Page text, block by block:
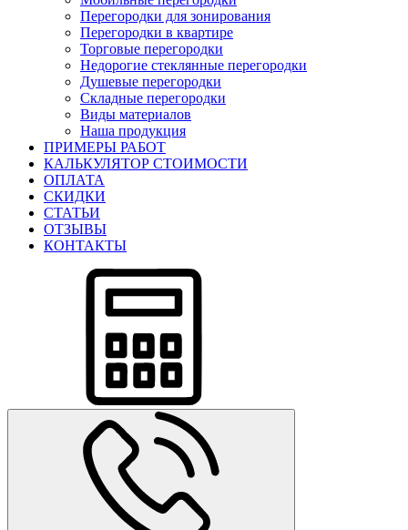
Перегородки для зонирования
Перегородки в квартире
Торговые перегородки
Недорогие стеклянные перегородки
Душевые перегородки
Складные перегородки
Виды материалов
Наша продукция
ПРИМЕРЫ РАБОТ
КАЛЬКУЛЯТОР СТОИМОСТИ
ОПЛАТА
СКИДКИ
СТАТЬИ
ОТЗЫВЫ
КОНТАКТЫ